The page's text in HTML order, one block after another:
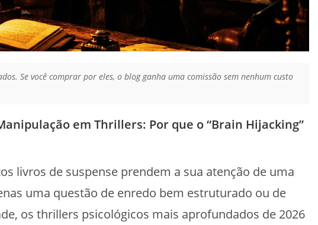
Se você comprar por eles, o blog ganha uma comissão sem nenhum custo
em Thrillers: Por que o “Brain Hijacking”
livros de suspense prendem a sua atenção de uma
uma questão de enredo bem estruturado ou de
os thrillers psicológicos mais aprofundados de 2026